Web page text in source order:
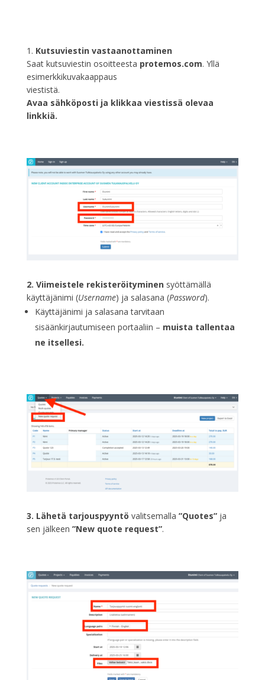
1. Kutsuviestin vastaanottaminen
Saat kutsuviestin osoitteesta protemos.com. Yllä
esimerkkikuvakaappaus
viestistä.
Avaa sähköposti ja klikkaa viestissä olevaa
linkkiä.
2. Viimeistele rekisteröityminensyöttämällä
käyttäjänimi (Username) ja salasana (Password).
Käyttäjänimi ja salasana tarvitaan
sisäänkirjautumiseen portaaliin – muista tallentaa
ne itsellesi.
3. Lähetä tarjouspyyntö valitsemalla ”Quotes”ja
sen jälkeen ”New quote request”.